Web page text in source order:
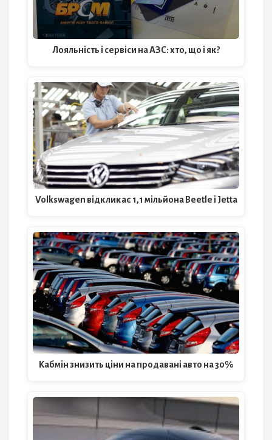
Лояльність і сервіси на АЗС: хто, що і як?
Volkswagen відкликає 1,1 мільйона Beetle і Jetta
Кабмін знизить ціни на продавані авто на 30%